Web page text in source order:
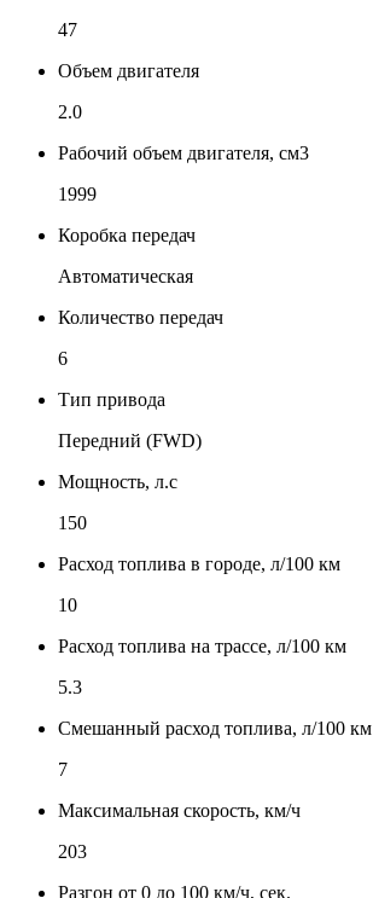
47
Объем двигателя
2.0
Рабочий объем двигателя, см3
1999
Коробка передач
Автоматическая
Количество передач
6
Тип привода
Передний (FWD)
Мощность, л.с
150
Расход топлива в городе, л/100 км
10
Расход топлива на трассе, л/100 км
5.3
Смешанный расход топлива, л/100 км
7
Максимальная скорость, км/ч
203
Разгон от 0 до 100 км/ч, сек.